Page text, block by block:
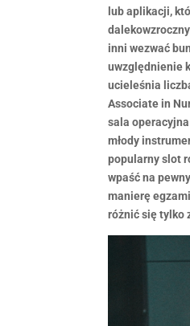
lub aplikacji,
inni wezwać
uwzględnienie
ucieleśnia
Associate in
sala operacyjna
młody
popularny slot
wpaść na
manierę
różnić się tylko